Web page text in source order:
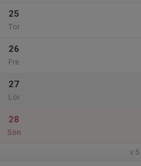
25
Tor
26
Fre
27
Lör
28
Sön
v.5